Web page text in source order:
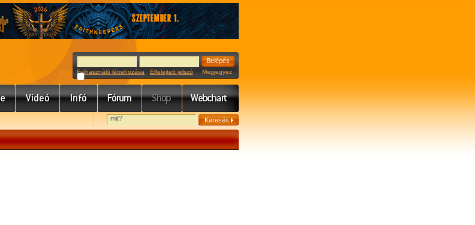
Felhasználó létrehozása Elfelejtett jelszó Megjegyez